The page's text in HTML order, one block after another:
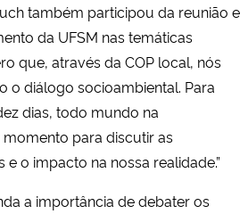
também participou da reunião e
da UFSM nas temáticas
que, através da COP local, nós
o diálogo socioambiental. Para
dias, todo mundo na
para discutir as
o impacto na nossa realidade.”
a importância de debater os